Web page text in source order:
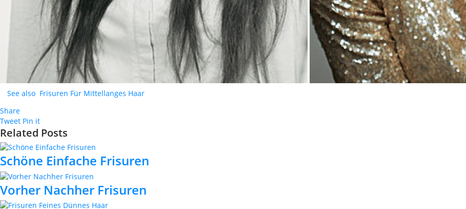
See also Frisuren Für Mittellanges Haar
Share
Tweet Pin it
Related Posts
Schöne Einfache Frisuren
Vorher Nachher Frisuren